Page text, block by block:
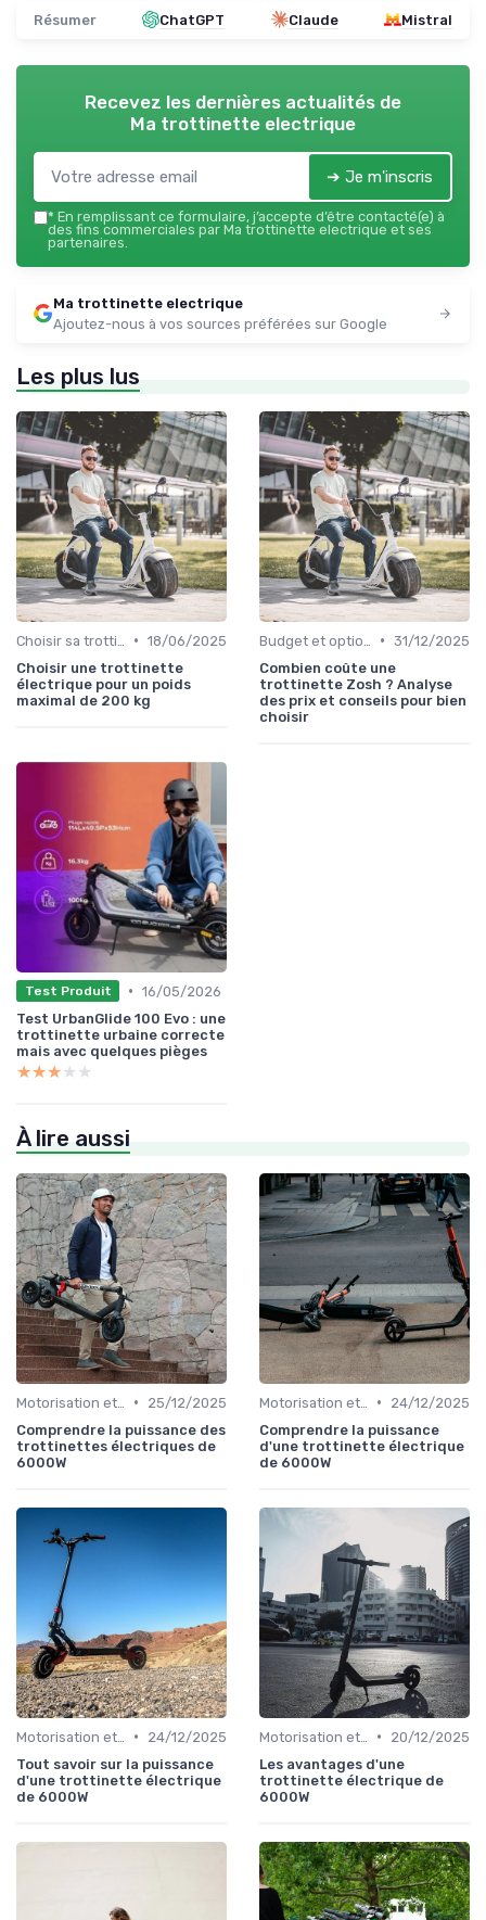
Résumer ChatGPT Claude Mistral
Recevez les dernières actualités de
Ma trottinette electrique
➔ Je m'inscris
* En remplissant ce formulaire, j’accepte d’être contacté(e) à
des fins commerciales par Ma trottinette electrique et ses
partenaires.
Ma trottinette electrique
Ajoutez-nous à vos sources préférées sur Google
Les plus lus
• 18/06/2025
Choisir une trottinette
électrique pour un poids
maximal de 200 kg
• 31/12/2025
Combien coûte une
trottinette Zosh ? Analyse
des prix et conseils pour bien
choisir
Test Produit • 16/05/2026
Test UrbanGlide 100 Evo : une
trottinette urbaine correcte
mais avec quelques pièges
★★★★★
★★★★★
À lire aussi
•
25/12/2025
Comprendre la puissance des
trottinettes électriques de
6000W
•
24/12/2025
Comprendre la puissance
d'une trottinette électrique
de 6000W
•
24/12/2025
Tout savoir sur la puissance
d'une trottinette électrique
de 6000W
•
20/12/2025
Les avantages d'une
trottinette électrique de
6000W